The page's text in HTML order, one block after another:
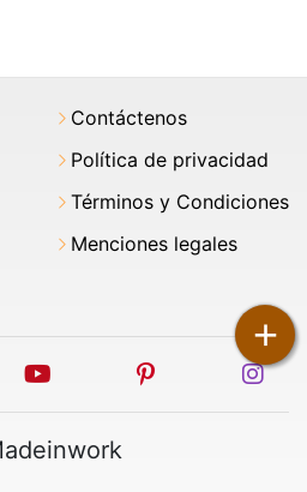
+
Contáctenos
Política de privacidad
Términos y Condiciones
Menciones legales
youtube pinterest